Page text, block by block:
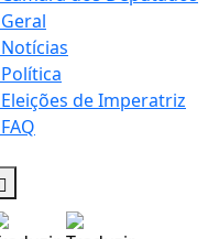
Geral
Notícias
Política
Eleições de Imperatriz
FAQ